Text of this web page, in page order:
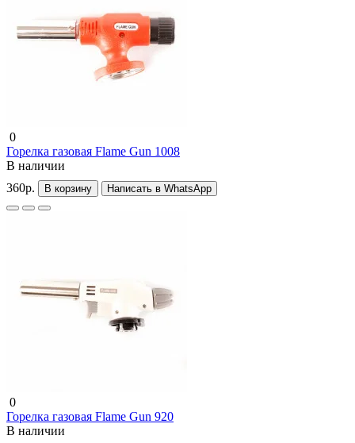
0
Горелка газовая Flame Gun 1008
В наличии
360р.
В корзину Написать в WhatsApp
0
Горелка газовая Flame Gun 920
В наличии